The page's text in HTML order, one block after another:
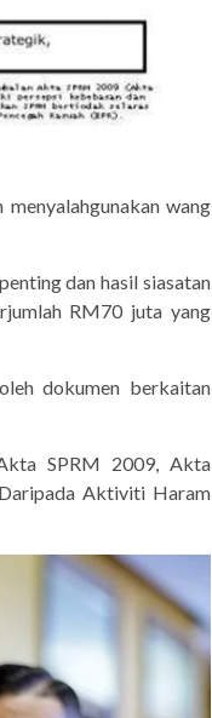
wang
dan hasil siasatan
RM70 juta yang
dokumen berkaitan
SPRM 2009, Akta
Daripada Aktiviti Haram